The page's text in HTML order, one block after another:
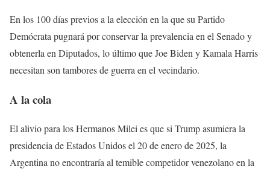
En los 100 días previos a la elección en la que su Partido
Demócrata pugnará por conservar la prevalencia en el Senado y
obtenerla en Diputados, lo último que Joe Biden y Kamala Harris
necesitan son tambores de guerra en el vecindario.
A la cola
El alivio para los Hermanos Milei es que si Trump asumiera la
presidencia de Estados Unidos el 20 de enero de 2025, la
Argentina no encontraría al temible competidor venezolano en la